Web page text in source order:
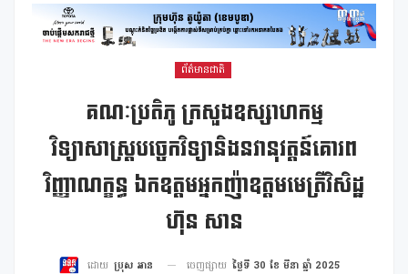
ព័ត៌មានជាតិ
គណៈប្រតិភូ ក្រសួងឧស្សាហកម្ម
វិទ្យាសាស្ត្របច្ចេកវិទ្យានិងនវានុវត្តន៍គោរព
វិញ្ញាណក្ខន្ធ ឯកឧត្តមអ្នកញ៉ាឧត្តមមេត្រីវិសិដ្ឋ
ហ៊ុន សាន
ដោយ ប្រុស អាន ចេញផ្សាយ ថ្ងៃទី 30 ខែ មីនា ឆ្នាំ 2025